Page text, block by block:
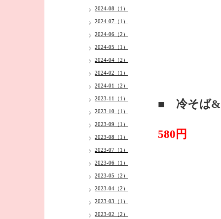
■ 冷そば&
580円
2024-08（1）
2024-07（1）
2024-06（2）
2024-05（1）
2024-04（2）
2024-02（1）
2024-01（2）
2023-11（1）
2023-10（1）
2023-09（1）
2023-08（1）
2023-07（1）
2023-06（1）
2023-05（2）
2023-04（2）
2023-03（1）
2023-02（2）